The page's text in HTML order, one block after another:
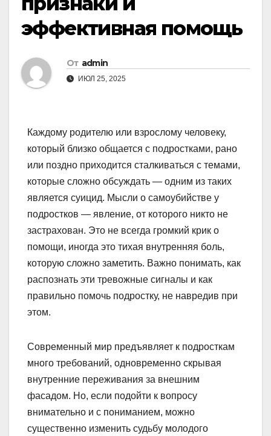
эффективная помощь
От admin
ИЮЛ 25, 2025
Каждому родителю или взрослому человеку,
который близко общается с подростками, рано
или поздно приходится сталкиваться с темами,
которые сложно обсуждать — одним из таких
является суицид. Мысли о самоубийстве у
подростков — явление, от которого никто не
застрахован. Это не всегда громкий крик о
помощи, иногда это тихая внутренняя боль,
которую сложно заметить. Важно понимать, как
распознать эти тревожные сигналы и как
правильно помочь подростку, не навредив при
этом.
Современный мир предъявляет к подросткам
много требований, одновременно скрывая
внутренние переживания за внешним
фасадом. Но, если подойти к вопросу
внимательно и с пониманием, можно
существенно изменить судьбу молодого